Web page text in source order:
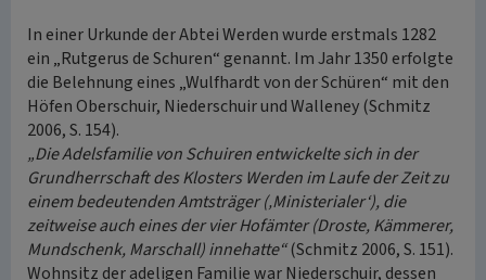
In einer Urkunde der Abtei Werden wurde erstmals 1282
ein „Rutgerus de Schuren“ genannt. Im Jahr 1350 erfolgte
die Belehnung eines „Wulfhardt von der Schüren“ mit den
Höfen Oberschuir, Niederschuir und Walleney (Schmitz
2006, S. 154).
„Die Adelsfamilie von Schuiren entwickelte sich in der
Grundherrschaft des Klosters Werden im Laufe der Zeit zu
einem bedeutenden Amtsträger (‚Ministerialer‘), die
zeitweise auch eines der vier Hofämter (Droste, Kämmerer,
Mundschenk, Marschall) innehatte“(Schmitz 2006, S. 151).
Wohnsitz der adeligen Familie war Niederschuir, dessen